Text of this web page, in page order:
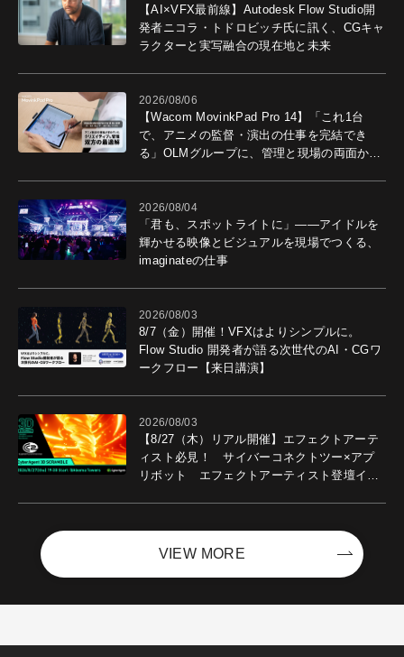
【AI×VFX最前線】Autodesk Flow Studio開
発者ニコラ・トドロビッチ氏に訊く、CGキャ
ラクターと実写融合の現在地と未来
2026/08/06
【Wacom MovinkPad Pro 14】「これ1台
で、アニメの監督・演出の仕事を完結でき
る」OLMグループに、管理と現場の両面から
2026/08/04
「君も、スポットライトに」――アイドルを
輝かせる映像とビジュアルを現場でつくる、
imaginateの仕事
2026/08/03
8/7（金）開催！VFXはよりシンプルに。
Flow Studio 開発者が語る次世代のAI・CGワ
ークフロー【来日講演】
2026/08/03
【8/27（木）リアル開催】エフェクトアーテ
ィスト必見！ サイバーコネクトツー×アプ
リボット エフェクトアーティスト登壇イベ
VIEW MORE